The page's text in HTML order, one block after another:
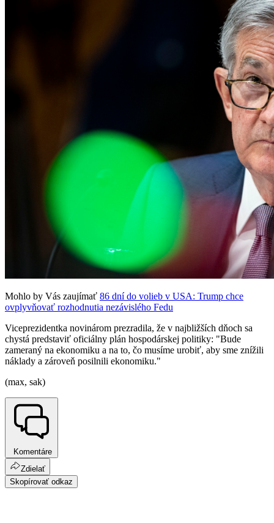
Mohlo by Vás zaujímať 86 dní do volieb v USA: Trump chce
ovplyvňovať rozhodnutia nezávislého Fedu
Viceprezidentka novinárom prezradila, že v najbližších dňoch sa
chystá predstaviť oficiálny plán hospodárskej politiky: "Bude
zameraný na ekonomiku a na to, čo musíme urobiť, aby sme znížili
náklady a zároveň posilnili ekonomiku."
(max, sak)
Komentáre
Zdielať
Skopírovať odkaz